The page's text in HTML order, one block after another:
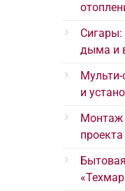
Сигары:
дыма и
и
Монтаж